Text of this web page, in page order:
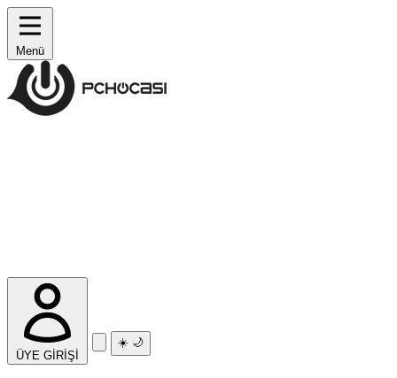
Menü
ÜYE GİRİŞİ
☀️ 🌙